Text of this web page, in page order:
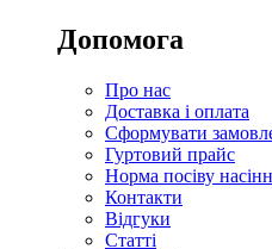
Допомога
Про нас
Доставка і оплата
Сформувати
Гуртовий прайс
Норма посіву
Контакти
Відгуки
Статті